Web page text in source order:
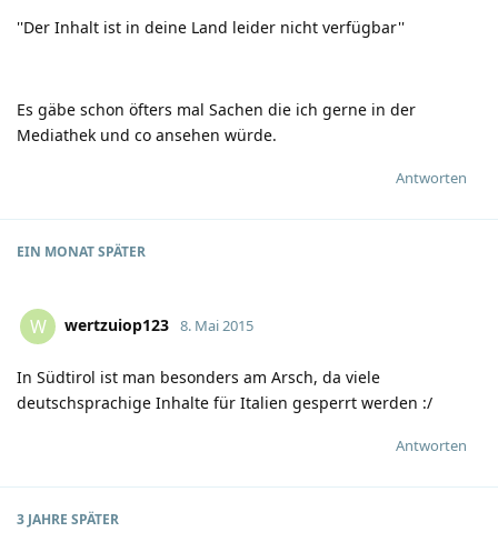
''Der Inhalt ist in deine Land leider nicht verfügbar''
Es gäbe schon öfters mal Sachen die ich gerne in der
Mediathek und co ansehen würde.
Antworten
EIN MONATSPÄTER
W wertzuiop123 8. Mai 2015
In Südtirol ist man besonders am Arsch, da viele
deutschsprachige Inhalte für Italien gesperrt werden :/
Antworten
3 JAHRE SPÄTER